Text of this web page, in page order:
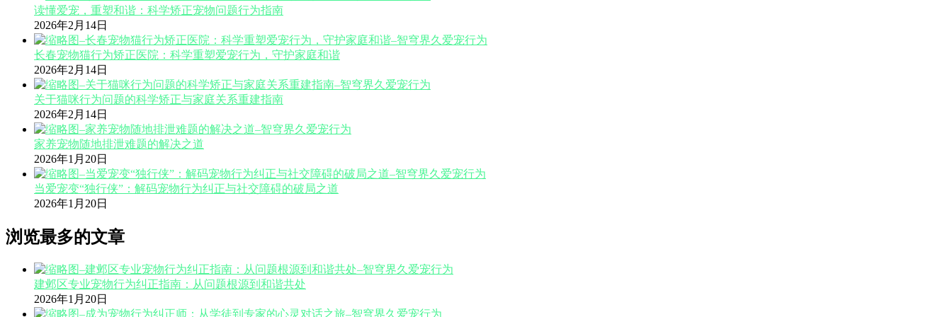
读懂爱宠，重塑和谐：科学矫正宠物问题行为指南
2026年2月14日
长春宠物猫行为矫正医院：科学重塑爱宠行为，守护家庭和谐
2026年2月14日
关于猫咪行为问题的科学矫正与家庭关系重建指南
2026年2月14日
家养宠物随地排泄难题的解决之道
2026年1月20日
当爱宠变“独行侠”：解码宠物行为纠正与社交障碍的破局之道
2026年1月20日
浏览最多的文章
建邺区专业宠物行为纠正指南：从问题根源到和谐共处
2026年1月20日